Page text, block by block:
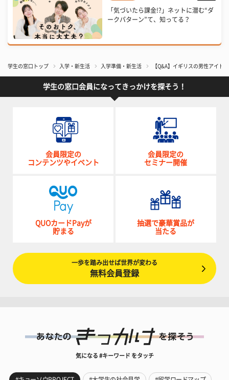
「気づいたら課金!?」ネットに潜む“ダ
ークパターン”て、知ってる？
学生の窓口トップ 入学・新生活 入学準備・新生活 【Q&A】イギリスの男性アイド
学生の窓口会員になってきっかけを探そう！
会員限定の
コンテンツやイベント
会員限定の
セミナー開催
QUOカードPayが
貯まる
抽選で豪華賞品が
当たる
一歩を踏み出せば世界が変わる
無料会員登録
気になる #キーワード をタッチ